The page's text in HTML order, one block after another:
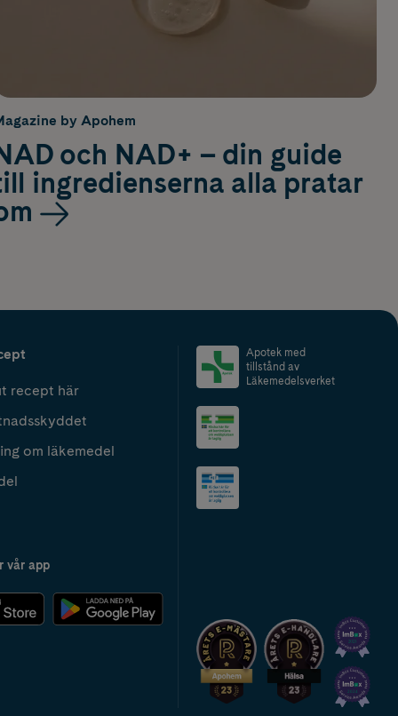
by Apohem
och NAD+ – din guide
ingredienserna alla pratar
recept här
om läkemedel
vår app
Apotek med
tillstånd av
Läkemedelsverket
2024